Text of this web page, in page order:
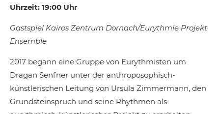
Uhrzeit: 19:00 Uhr
Gastspiel Kairos Zentrum Dornach/Eurythmie Projekt
Ensemble
2017 begann eine Gruppe von Eurythmisten um
Dragan Senfner unter der anthroposophisch-
künstlerischen Leitung von Ursula Zimmermann, den
Grundsteinspruch und seine Rhythmen als